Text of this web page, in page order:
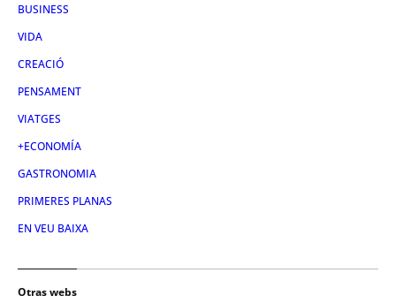
BUSINESS
VIDA
CREACIÓ
PENSAMENT
VIATGES
+ECONOMÍA
GASTRONOMIA
PRIMERES PLANAS
EN VEU BAIXA
Otras webs